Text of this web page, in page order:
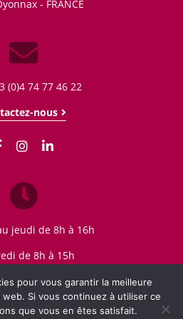
- FRANCE
(0)4 74 77 46 22
nous
jeudi de 8h à 16h
de 8h à 15h
pour vous garantir la meilleure
Si vous continuez à utiliser ce
que vous en êtes satisfait.